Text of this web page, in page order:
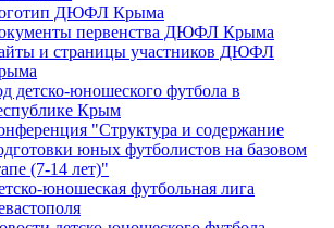
ДЮФЛ Крыма
первенства ДЮФЛ Крыма
и страницы участников ДЮФЛ
детско-юношеского футбола в
Крым
"Структура и содержание
юных футболистов на базовом
(7-14 лет)"
юношеская футбольная лига